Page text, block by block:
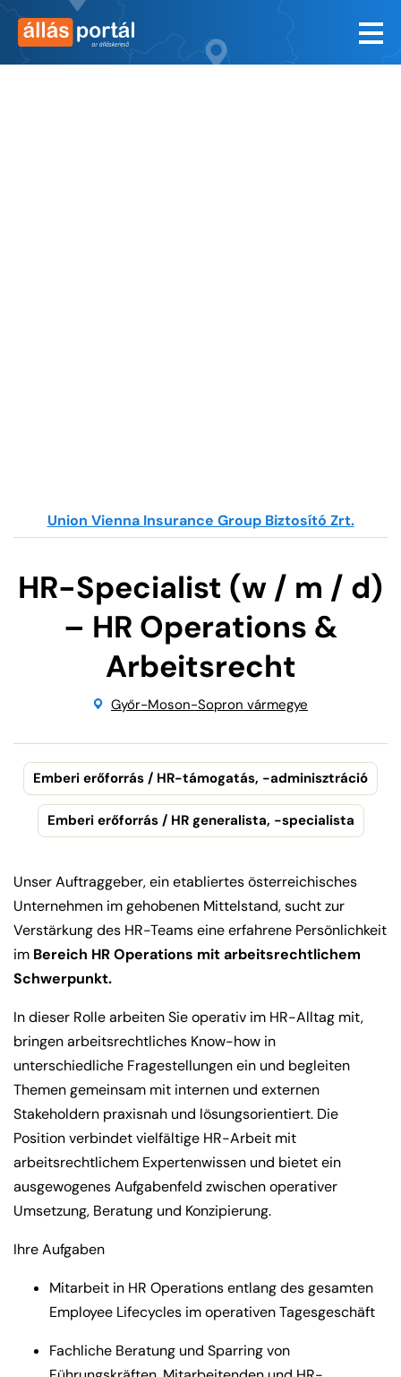
Union Vienna Insurance Group Biztosító Zrt.
HR-Specialist (w / m / d)
– HR Operations &
Arbeitsrecht
Győr-Moson-Sopron vármegye
Emberi erőforrás / HR-támogatás, -adminisztráció
Emberi erőforrás / HR generalista, -specialista
Unser Auftraggeber, ein etabliertes österreichisches
Unternehmen im gehobenen Mittelstand, sucht zur
Verstärkung des HR-Teams eine erfahrene Persönlichkeit
im Bereich HR Operations mit arbeitsrechtlichem
Schwerpunkt.
In dieser Rolle arbeiten Sie operativ im HR-Alltag mit,
bringen arbeitsrechtliches Know-how in
unterschiedliche Fragestellungen ein und begleiten
Themen gemeinsam mit internen und externen
Stakeholdern praxisnah und lösungsorientiert. Die
Position verbindet vielfältige HR-Arbeit mit
arbeitsrechtlichem Expertenwissen und bietet ein
ausgewogenes Aufgabenfeld zwischen operativer
Umsetzung, Beratung und Konzipierung.
Ihre Aufgaben
Mitarbeit in HR Operations entlang des gesamten
Employee Lifecycles im operativen Tagesgeschäft
Fachliche Beratung und Sparring von